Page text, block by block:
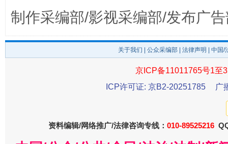
制作采编部/影视采编部/发布广
关于我们 公众采编部 法律声明 | 中国
京ICP备11011765号1至
ICP许可证: 京B2-20251785
广
资料编辑/网络推广/法律咨询专线： 010-89525216